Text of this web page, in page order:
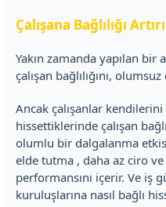
Çalışana Bağlılığı
Yakın zamanda yapılan bir
çalışan bağlılığını,
Ancak çalışanlar
hissettiklerinde çalışan
olumlu bir dalgalanma
elde tutma , daha az ciro
performansını içerir. Ve iş
kuruluşlarına nasıl bağlı